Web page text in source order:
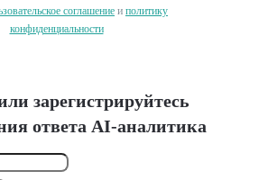
соглашение и политику
конфиденциальности
зарегистрируйтесь
ответа AI-аналитика